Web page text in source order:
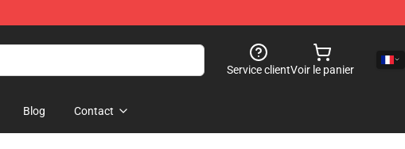
Service clientVoir le panier
Blog Contact